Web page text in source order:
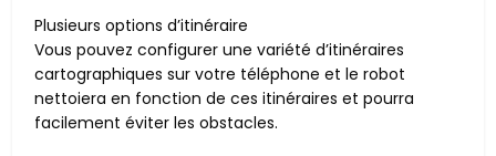
Plusieurs options d’itinéraire
Vous pouvez configurer une variété d’itinéraires
cartographiques sur votre téléphone et le robot
nettoiera en fonction de ces itinéraires et pourra
facilement éviter les obstacles.